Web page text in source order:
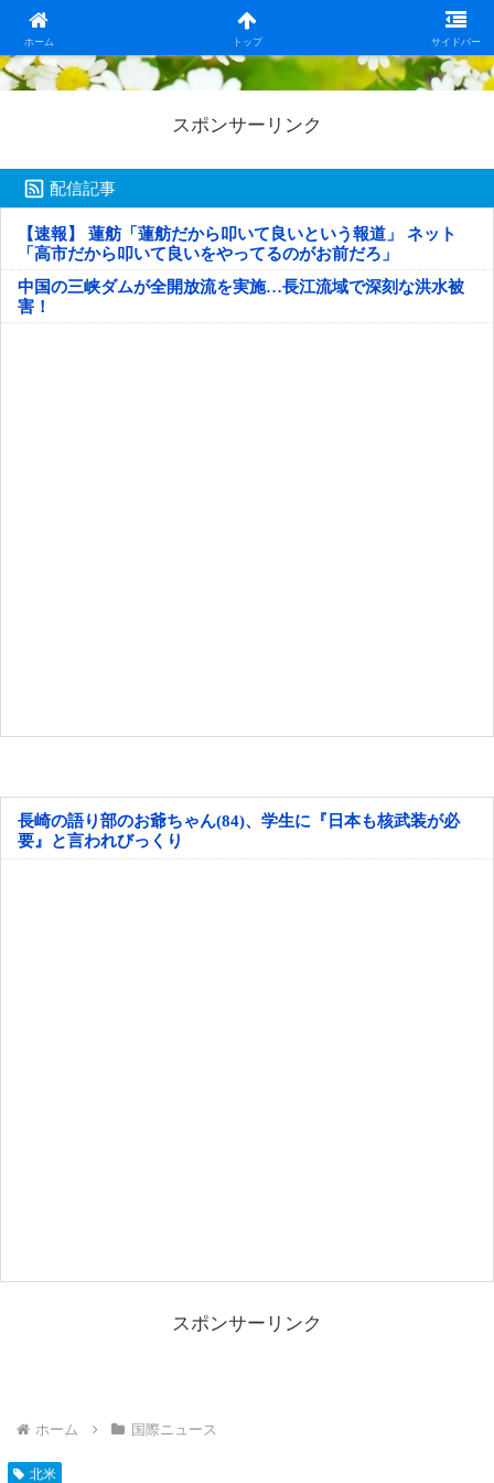
ホーム トップ サイドバー
日本第一！ニュース録
スポンサーリンク
配信記事
【速報】 蓮舫「蓮舫だから叩いて良いという報道」 ネット
「高市だから叩いて良いをやってるのがお前だろ」
中国の三峡ダムが全開放流を実施…長江流域で深刻な洪水被
害！
長崎の語り部のお爺ちゃん(84)、学生に『日本も核武装が必
要』と言われびっくり
スポンサーリンク
ホーム 国際ニュース
北米